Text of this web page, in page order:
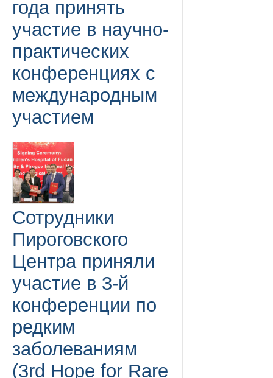
года принять
участие в научно-
практических
конференциях с
международным
участием
Сотрудники
Пироговского
Центра приняли
участие в 3-й
конференции по
редким
заболеваниям
(3rd Hope for Rare